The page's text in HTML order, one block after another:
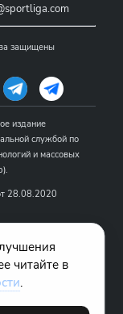
защищены
издание
службой по
и массовых
28.08.2020
ИП Чамин
читайте в
.